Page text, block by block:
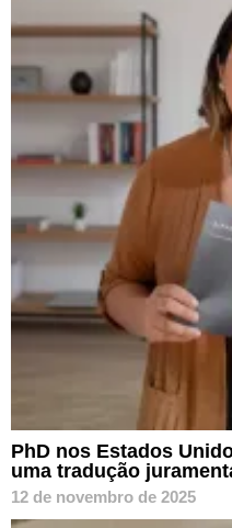
PhD nos Estados
uma tradução
12 de novembro de 2025